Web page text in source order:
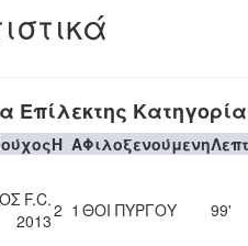
Επίλεκτης
H AΦιλοξενούμενη
F.C.
20132 1 ΘΟΙ ΠΥΡΓΟΥ 99'